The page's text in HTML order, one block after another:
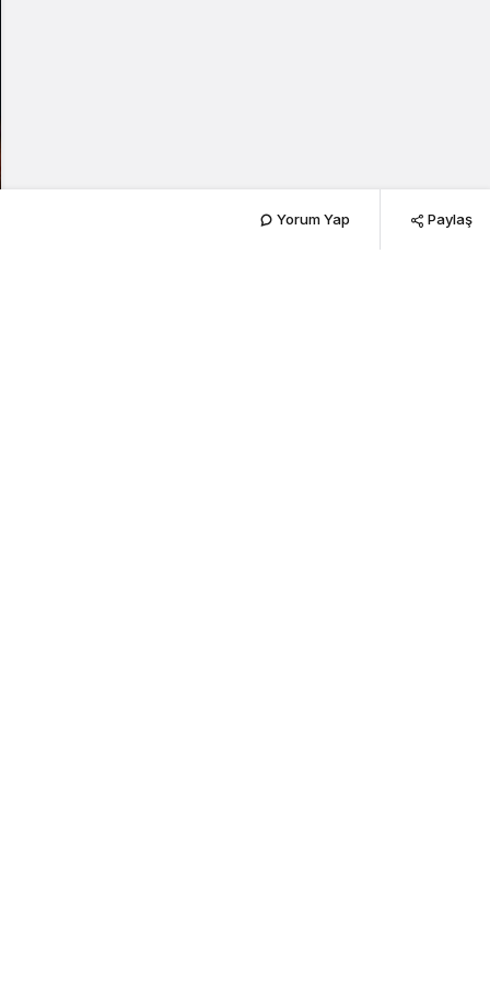
Yorum Yap Paylaş